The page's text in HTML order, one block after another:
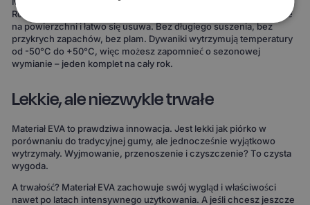
Rozlana kawa, błoto po deszczu, śnieg z butów – wszystko zostaje
na powierzchni i łatwo się usuwa. Bez długiego suszenia, bez
przykrych zapachów, bez plam. Dywaniki wytrzymują temperatury
od -50°C do +50°C, więc możesz zapomnieć o sezonowej
wymianie – jeden komplet na cały rok.
Lekkie, ale niezwykle trwałe
Materiał EVA to prawdziwa innowacja. Jest lekki jak piórko w
porównaniu do tradycyjnej gumy, ale jednocześnie wyjątkowo
wytrzymały. Wyjmowanie, przenoszenie i czyszczenie? To czysta
wygoda.
A trwałość? Materiał EVA zachowuje swój wygląd i właściwości
nawet po latach intensywnego użytkowania. A jeśli chcesz jeszcze